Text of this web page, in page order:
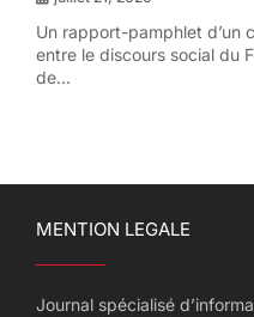
Un rapport-pamphlet d’un
entre le discours social du
de...
MENTION LEGALE
Journal spécialisé